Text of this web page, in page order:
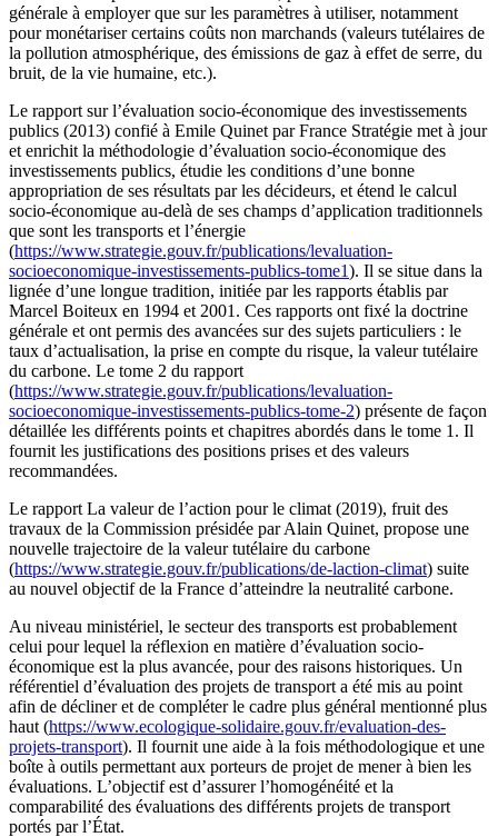
générale à employer que sur les paramètres à utiliser, notamment
pour monétariser certains coûts non marchands (valeurs tutélaires de
la pollution atmosphérique, des émissions de gaz à effet de serre, du
bruit, de la vie humaine, etc.).
Le rapport sur l’évaluation socio-économique des investissements
publics (2013) confié à Emile Quinet par France Stratégie met à jour
et enrichit la méthodologie d’évaluation socio-économique des
investissements publics, étudie les conditions d’une bonne
appropriation de ses résultats par les décideurs, et étend le calcul
socio-économique au-delà de ses champs d’application traditionnels
que sont les transports et l’énergie
(https://www.strategie.gouv.fr/publications/levaluation-
socioeconomique-investissements-publics-tome1). Il se situe dans la
lignée d’une longue tradition, initiée par les rapports établis par
Marcel Boiteux en 1994 et 2001. Ces rapports ont fixé la doctrine
générale et ont permis des avancées sur des sujets particuliers : le
taux d’actualisation, la prise en compte du risque, la valeur tutélaire
du carbone. Le tome 2 du rapport
(https://www.strategie.gouv.fr/publications/levaluation-
socioeconomique-investissements-publics-tome-2) présente de façon
détaillée les différents points et chapitres abordés dans le tome 1. Il
fournit les justifications des positions prises et des valeurs
recommandées.
Le rapport La valeur de l’action pour le climat (2019), fruit des
travaux de la Commission présidée par Alain Quinet, propose une
nouvelle trajectoire de la valeur tutélaire du carbone
(https://www.strategie.gouv.fr/publications/de-laction-climat) suite
au nouvel objectif de la France d’atteindre la neutralité carbone.
Au niveau ministériel, le secteur des transports est probablement
celui pour lequel la réflexion en matière d’évaluation socio-
économique est la plus avancée, pour des raisons historiques. Un
référentiel d’évaluation des projets de transport a été mis au point
afin de décliner et de compléter le cadre plus général mentionné plus
haut (https://www.ecologique-solidaire.gouv.fr/evaluation-des-
projets-transport). Il fournit une aide à la fois méthodologique et une
boîte à outils permettant aux porteurs de projet de mener à bien les
évaluations. L’objectif est d’assurer l’homogénéité et la
comparabilité des évaluations des différents projets de transport
portés par l’État.